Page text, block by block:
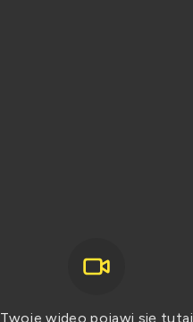
Twoje wideo pojawi się tutaj